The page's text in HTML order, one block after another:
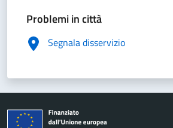
Problemi in città
Segnala disservizio